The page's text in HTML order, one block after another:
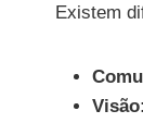
Existem
Visão: